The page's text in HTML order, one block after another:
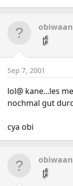
Sep 7, 2001
lol@ kane...les
nochmal gut
cya obi